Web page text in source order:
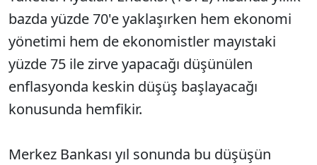
bazda yüzde 70'e yaklaşırken hem ekonomi
yönetimi hem de ekonomistler mayıstaki
yüzde 75 ile zirve yapacağı düşünülen
enflasyonda keskin düşüş başlayacağı
konusunda hemfikir.
Merkez Bankası yıl sonunda bu düşüşün